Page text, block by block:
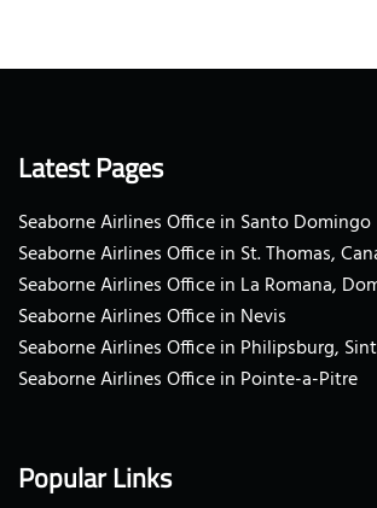
Latest Pages
Seaborne Airlines Office in Santo Domingo
Seaborne Airlines Office in St. Thomas,
Seaborne Airlines Office in La Romana,
Seaborne Airlines Office in Nevis
Seaborne Airlines Office in Philipsburg,
Seaborne Airlines Office in Pointe-a-Pitre
Popular Links